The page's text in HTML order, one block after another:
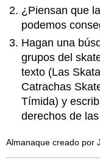
¿Piensan que
podemos
Hagan una
grupos del
texto (Las
Catrachas
Tímida) y
derechos de
Almanaque creado por